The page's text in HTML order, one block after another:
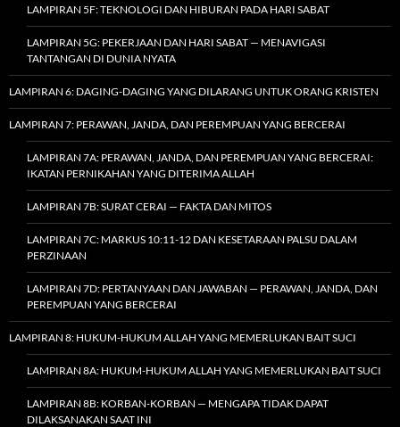
LAMPIRAN 5F: TEKNOLOGI DAN HIBURAN PADA HARI SABAT
LAMPIRAN 5G: PEKERJAAN DAN HARI SABAT — MENAVIGASI
TANTANGAN DI DUNIA NYATA
LAMPIRAN 6: DAGING-DAGING YANG DILARANG UNTUK ORANG KRISTEN
LAMPIRAN 7: PERAWAN, JANDA, DAN PEREMPUAN YANG BERCERAI
LAMPIRAN 7A: PERAWAN, JANDA, DAN PEREMPUAN YANG BERCERAI:
IKATAN PERNIKAHAN YANG DITERIMA ALLAH
LAMPIRAN 7B: SURAT CERAI — FAKTA DAN MITOS
LAMPIRAN 7C: MARKUS 10:11-12 DAN KESETARAAN PALSU DALAM
PERZINAAN
LAMPIRAN 7D: PERTANYAAN DAN JAWABAN — PERAWAN, JANDA, DAN
PEREMPUAN YANG BERCERAI
LAMPIRAN 8: HUKUM-HUKUM ALLAH YANG MEMERLUKAN BAIT SUCI
LAMPIRAN 8A: HUKUM-HUKUM ALLAH YANG MEMERLUKAN BAIT SUCI
LAMPIRAN 8B: KORBAN-KORBAN — MENGAPA TIDAK DAPAT
DILAKSANAKAN SAAT INI